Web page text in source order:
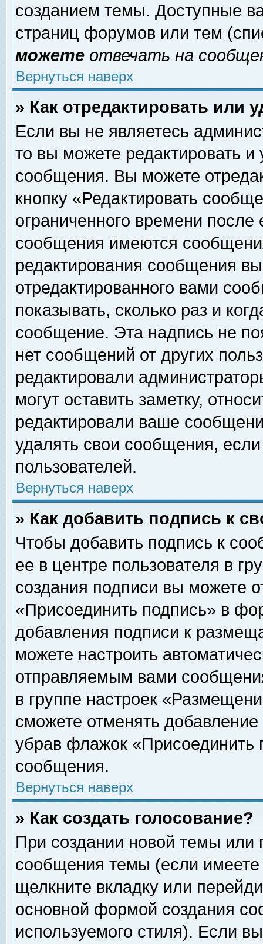
созданием темы. Доступные
страниц форумов или тем
можете отвечать на
Вернуться наверх
» Как отредактировать или
Если вы не являетесь
то вы можете редактировать и
сообщения. Вы можете
кнопку «Редактировать
ограниченного времени
сообщения имеются
редактирования сообщения
отредактированного вами
показывать, сколько раз и
сообщение. Эта надпись не
нет сообщений от других
редактировали
могут оставить заметку,
редактировали ваше
удалять свои сообщения,
пользователей.
Вернуться наверх
» Как добавить подпись к
Чтобы добавить подпись к
ее в центре пользователя в
создания подписи вы можете
«Присоединить подпись» в
добавления подписи к
можете настроить
отправляемым вами
в группе настроек
сможете отменять
убрав флажок «Присоединить
сообщения.
Вернуться наверх
» Как создать голосование?
При создании новой темы или
сообщения темы (если
щелкните вкладку или
основной формой создания
используемого стиля). Если